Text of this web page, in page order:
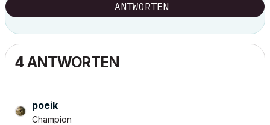
ANTWORTEN
4 ANTWORTEN
poeik
Champion